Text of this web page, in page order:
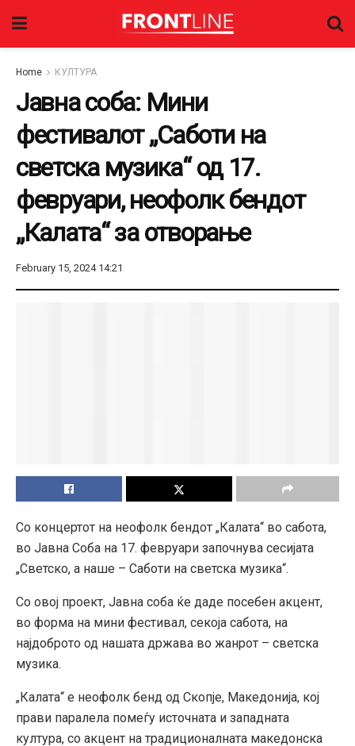
Home КУЛТУРА
Јавна соба: Мини
фестивалот „Саботи на
светска музика“ од 17.
февруари, неофолк бендот
„Калата“ за отворање
February 15, 2024 14:21
Со концертот на неофолк бендот „Калата“ во сабота,
во Јавна Соба на 17. февруари започнува сесијата
„Светско, а наше – Саботи на светска музика“.
Со овој проект, Јавна соба ќе даде посебен акцент,
во форма на мини фестивал, секоја сабота, на
најдоброто од нашата држава во жанрот – светска
музика.
„Калата“ е неофолк бенд од Скопје, Македонија, кој
прави паралела помеѓу источната и западната
култура, со акцент на традиционалната македонска